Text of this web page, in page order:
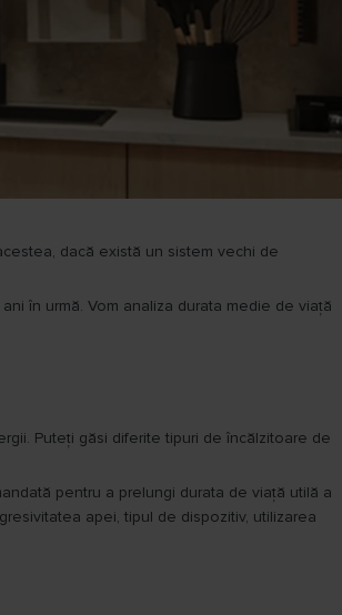
dacă există un sistem vechi de
în urmă. Vom analiza durata medie de viață
Puteți găsi diferite tipuri de încălzitoare de
pentru a prelungi durata de viață utilă a
apei, tipul de dispozitiv, utilizarea